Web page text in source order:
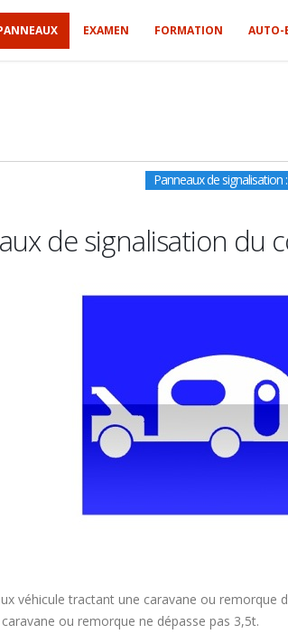
EXAMEN FORMATION AUTO-
Panneaux de
de signalisation du
véhicule tractant une caravane ou remorque
ou remorque ne dépasse pas 3,5t.